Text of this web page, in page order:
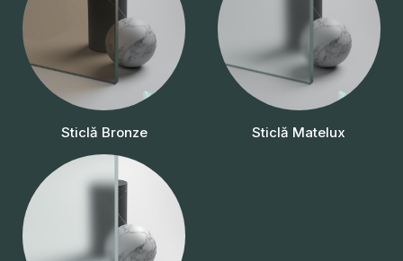
Sticlă Bronze Sticlă Matelux